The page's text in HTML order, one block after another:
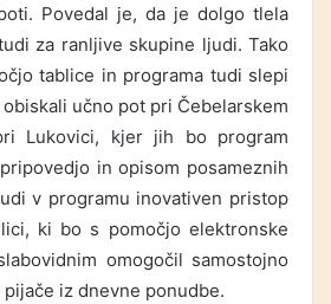
Povedal je, da je dolgo tlela
za ranljive skupine ljudi. Tako
tablice in programa tudi slepi
učno pot pri Čebelarskem
Lukovici, kjer jih bo program
in opisom posameznih
v programu inovativen pristop
ki bo s pomočjo elektronske
omogočil samostojno
iz dnevne ponudbe.